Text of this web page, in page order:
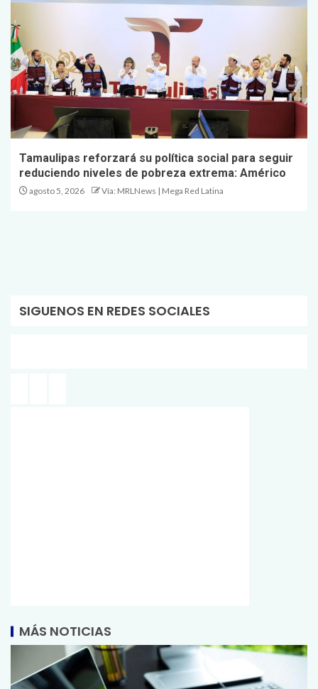
Tamaulipas reforzará su política social para seguir
reduciendo niveles de pobreza extrema: Américo
agosto 5, 2026 Vía: MRLNews | Mega Red Latina
SIGUENOS EN REDES SOCIALES
MÁS NOTICIAS